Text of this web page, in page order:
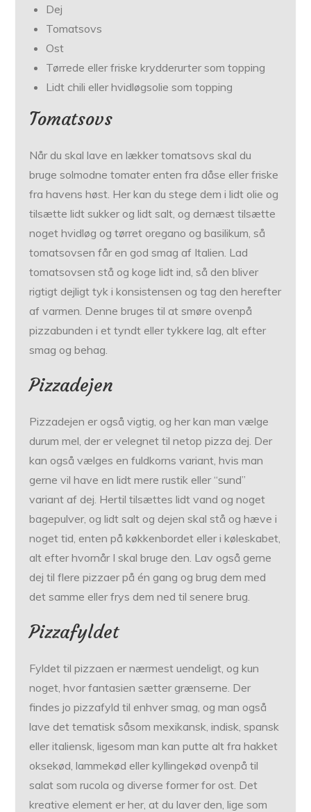
Dej
Tomatsovs
Ost
Tørrede eller friske krydderurter som topping
Lidt chili eller hvidløgsolie som topping
Tomatsovs
Når du skal lave en lækker tomatsovs skal du
bruge solmodne tomater enten fra dåse eller friske
fra havens høst. Her kan du stege dem i lidt olie og
tilsætte lidt sukker og lidt salt, og dernæst tilsætte
noget hvidløg og tørret oregano og basilikum, så
tomatsovsen får en god smag af Italien. Lad
tomatsovsen stå og koge lidt ind, så den bliver
rigtigt dejligt tyk i konsistensen og tag den herefter
af varmen. Denne bruges til at smøre ovenpå
pizzabunden i et tyndt eller tykkere lag, alt efter
smag og behag.
Pizzadejen
Pizzadejen er også vigtig, og her kan man vælge
durum mel, der er velegnet til netop pizza dej. Der
kan også vælges en fuldkorns variant, hvis man
gerne vil have en lidt mere rustik eller “sund”
variant af dej. Hertil tilsættes lidt vand og noget
bagepulver, og lidt salt og dejen skal stå og hæve i
noget tid, enten på køkkenbordet eller i køleskabet,
alt efter hvornår I skal bruge den. Lav også gerne
dej til flere pizzaer på én gang og brug dem med
det samme eller frys dem ned til senere brug.
Pizzafyldet
Fyldet til pizzaen er nærmest uendeligt, og kun
noget, hvor fantasien sætter grænserne. Der
findes jo pizzafyld til enhver smag, og man også
lave det tematisk såsom mexikansk, indisk, spansk
eller italiensk, ligesom man kan putte alt fra hakket
oksekød, lammekød eller kyllingekød ovenpå til
salat som rucola og diverse former for ost. Det
kreative element er her, at du laver den, lige som